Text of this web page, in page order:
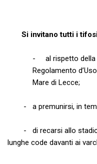
Si invitano tutti i
- al rispetto della
Regolamento
Mare di Lecce;
- a premunirsi, in
- di recarsi allo stadio
lunghe code davanti ai